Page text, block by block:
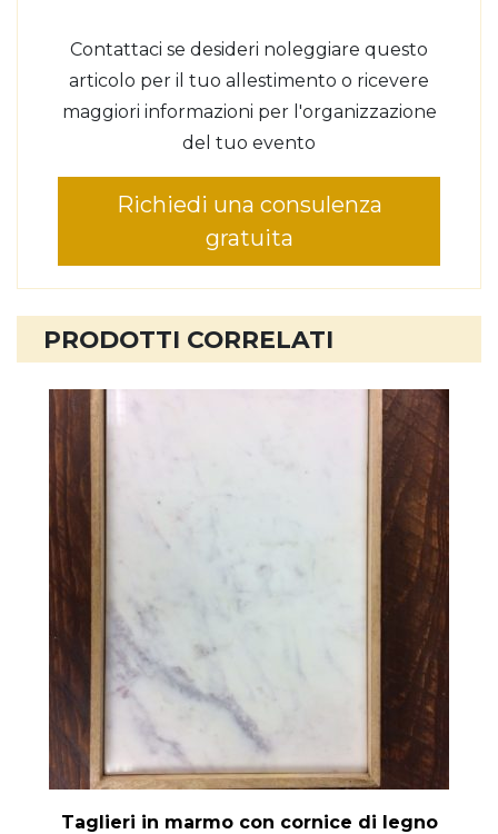
Contattaci se desideri noleggiare questo
articolo per il tuo allestimento o ricevere
maggiori informazioni per l'organizzazione
del tuo evento
Richiedi una consulenza
gratuita
PRODOTTI CORRELATI
Taglieri in marmo con cornice di legno